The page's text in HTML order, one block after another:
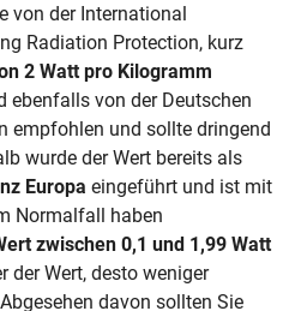
von der International
Radiation Protection, kurz
2 Watt pro Kilogramm
ebenfalls von der Deutschen
empfohlen und sollte dringend
wurde der Wert bereits als
Europa eingeführt und ist mit
Normalfall haben
zwischen 0,1 und 1,99 Watt
der Wert, desto weniger
davon sollten Sie